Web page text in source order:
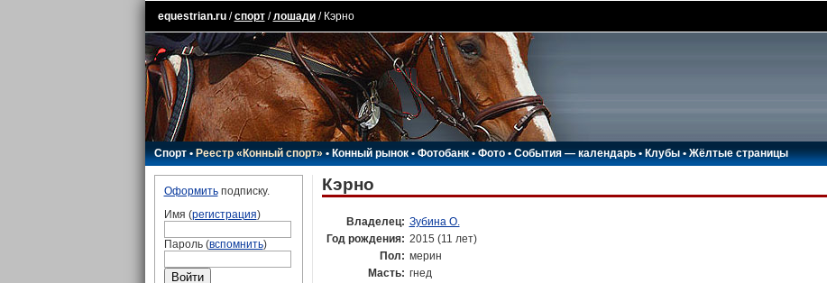
equestrian.ru/спорт/лошади/ Кэрно
Спорт•Реестр «Конный спорт»•Конный рынок•Фотобанк •Фото•События — календарь•Клубы •Жёлтые страницы
Оформитьподписку.
Имя (регистрация)
Пароль (вспомнить)
Кэрно
Владелец: Зубина О.
Год рождения: 2015 (11 лет)
Пол: мерин
Масть: гнед